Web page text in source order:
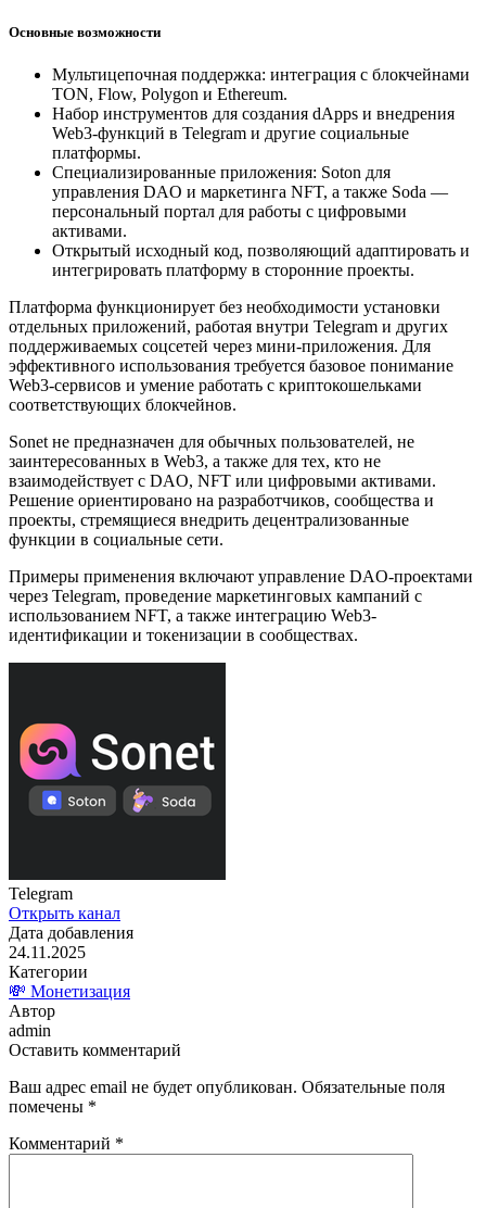
Основные возможности
Мультицепочная поддержка: интеграция с блокчейнами
TON, Flow, Polygon и Ethereum.
Набор инструментов для создания dApps и внедрения
Web3-функций в Telegram и другие социальные
платформы.
Специализированные приложения: Soton для
управления DAO и маркетинга NFT, а также Soda —
персональный портал для работы с цифровыми
активами.
Открытый исходный код, позволяющий адаптировать и
интегрировать платформу в сторонние проекты.
Платформа функционирует без необходимости установки
отдельных приложений, работая внутри Telegram и других
поддерживаемых соцсетей через мини-приложения. Для
эффективного использования требуется базовое понимание
Web3-сервисов и умение работать с криптокошельками
соответствующих блокчейнов.
Sonet не предназначен для обычных пользователей, не
заинтересованных в Web3, а также для тех, кто не
взаимодействует с DAO, NFT или цифровыми активами.
Решение ориентировано на разработчиков, сообщества и
проекты, стремящиеся внедрить децентрализованные
функции в социальные сети.
Примеры применения включают управление DAO-проектами
через Telegram, проведение маркетинговых кампаний с
использованием NFT, а также интеграцию Web3-
идентификации и токенизации в сообществах.
Telegram
Открыть канал
Дата добавления
24.11.2025
Категории
💸 Монетизация
Автор
admin
Оставить комментарий
Ваш адрес email не будет опубликован. Обязательные поля
помечены *
Комментарий *